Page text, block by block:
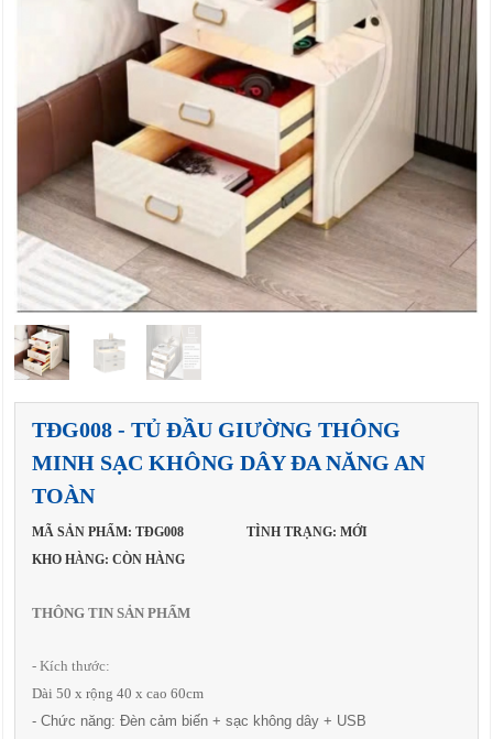
TĐG008 - TỦ ĐẦU GIƯỜNG THÔNG
MINH SẠC KHÔNG DÂY ĐA NĂNG AN
TOÀN
MÃ SẢN PHẨM: TĐG008
TÌNH TRẠNG: MỚI
KHO HÀNG: CÒN HÀNG
THÔNG TIN SẢN PHẨM
- Kích thước:
Dài 50 x rộng 40 x cao 60cm
- Chức năng: Đèn cảm biến + sạc không dây + USB